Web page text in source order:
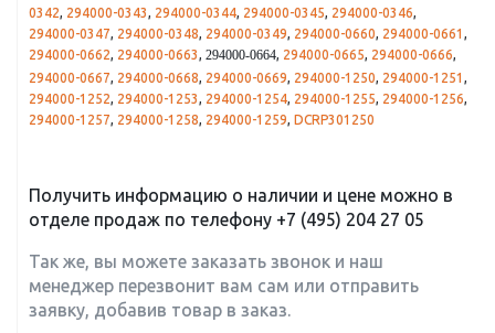
0342, 294000-0343, 294000-0344, 294000-0345, 294000-0346,
294000-0347, 294000-0348, 294000-0349, 294000-0660, 294000-0661 ,
294000-0662, 294000-0663, 294000-0664, 294000-0665, 294000-0666,
294000-0667, 294000-0668, 294000-0669, 294000-1250, 294000-1251 ,
294000-1252, 294000-1253, 294000-1254, 294000-1255, 294000-1256,
294000-1257, 294000-1258, 294000-1259, DCRP301250
Получить информацию о наличии и цене можно в
отделе продаж по телефону +7 (495) 204 27 05
Так же, вы можете заказать звонок и наш
менеджер перезвонит вам сам или отправить
заявку, добавив товар в заказ.